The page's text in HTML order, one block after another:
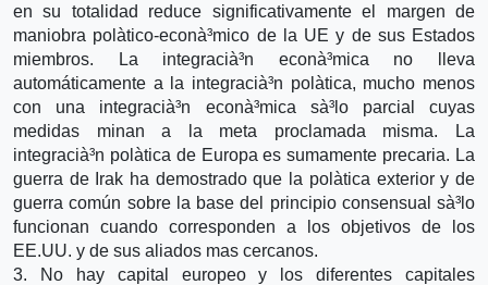
en su totalidad reduce significativamente el margen de
maniobra polà­tico-econà³mico de la UE y de sus Estados
miembros. La integracià³n econà³mica no lleva
automáticamente a la integracià³n polà­tica, mucho menos
con una integracià³n econà³mica sà³lo parcial cuyas
medidas minan a la meta proclamada misma. La
integracià³n polà­tica de Europa es sumamente precaria. La
guerra de Irak ha demostrado que la polà­tica exterior y de
guerra común sobre la base del principio consensual sà³lo
funcionan cuando corresponden a los objetivos de los
EE.UU. y de sus aliados mas cercanos.
3. No hay capital europeo y los diferentes capitales